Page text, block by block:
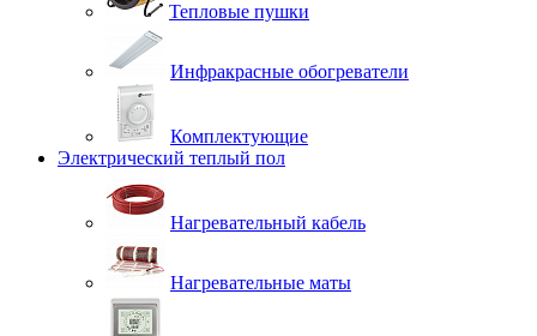
Тепловые пушки
Инфракрасные обогреватели
Комплектующие
Электрический теплый пол
Нагревательный кабель
Нагревательные маты